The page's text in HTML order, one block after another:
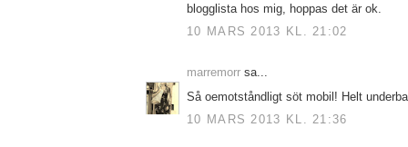
blogglista hos mig, hoppas det är ok.
10 MARS 2013 KL. 21:02
marremorr sa...
Så oemotståndligt söt mobil! Helt
10 MARS 2013 KL. 21:36